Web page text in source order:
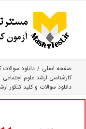
content
صفحه اصلی
دانلود
کارشناسی ارشد علوم اجتماعی
دانلود سوالات و کلید کنکور ارشد ۸۹ علوم اجتماعی